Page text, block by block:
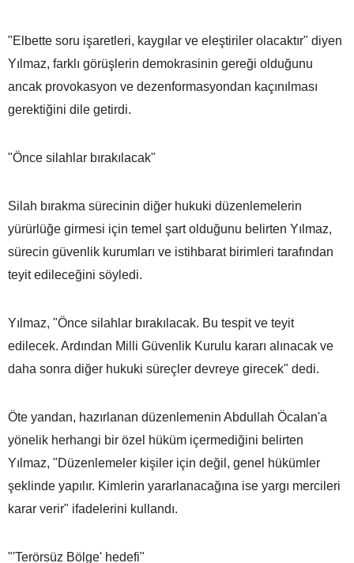
"Elbette soru işaretleri, kaygılar ve eleştiriler olacaktır" diyen
Yılmaz, farklı görüşlerin demokrasinin gereği olduğunu
ancak provokasyon ve dezenformasyondan kaçınılması
gerektiğini dile getirdi.
"Önce silahlar bırakılacak"
Silah bırakma sürecinin diğer hukuki düzenlemelerin
yürürlüğe girmesi için temel şart olduğunu belirten Yılmaz,
sürecin güvenlik kurumları ve istihbarat birimleri tarafından
teyit edileceğini söyledi.
Yılmaz, "Önce silahlar bırakılacak. Bu tespit ve teyit
edilecek. Ardından Milli Güvenlik Kurulu kararı alınacak ve
daha sonra diğer hukuki süreçler devreye girecek" dedi.
Öte yandan, hazırlanan düzenlemenin Abdullah Öcalan'a
yönelik herhangi bir özel hüküm içermediğini belirten
Yılmaz, "Düzenlemeler kişiler için değil, genel hükümler
şeklinde yapılır. Kimlerin yararlanacağına ise yargı mercileri
karar verir" ifadelerini kullandı.
"'Terörsüz Bölge' hedefi"